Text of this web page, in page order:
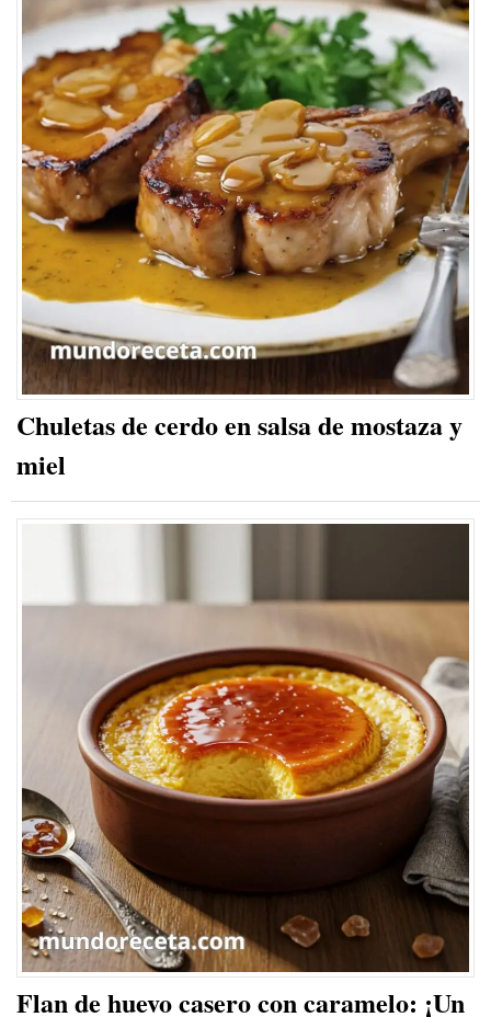
Chuletas de cerdo en salsa de mostaza y
miel
Flan de huevo casero con caramelo: ¡Un